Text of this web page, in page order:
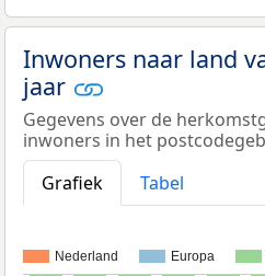
Inwoners naar land
jaar
Gegevens over de
inwoners in het
Grafiek
Tabel
Nederland Europa